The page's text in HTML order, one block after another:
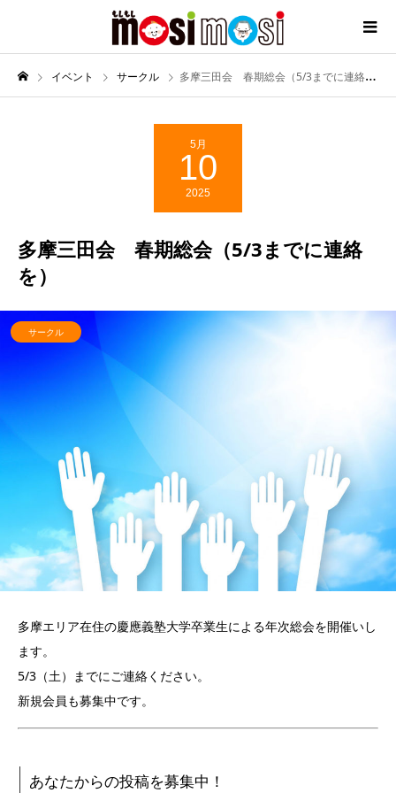
イベント サークル 多摩三田会 春期総会（5/3までに連絡を）
5月
10
2025
多摩三田会 春期総会（5/3までに連絡
を）
サークル
多摩エリア在住の慶應義塾大学卒業生による年次総会を開催いし
ます。
5/3（土）までにご連絡ください。
新規会員も募集中です。
あなたからの投稿を募集中！